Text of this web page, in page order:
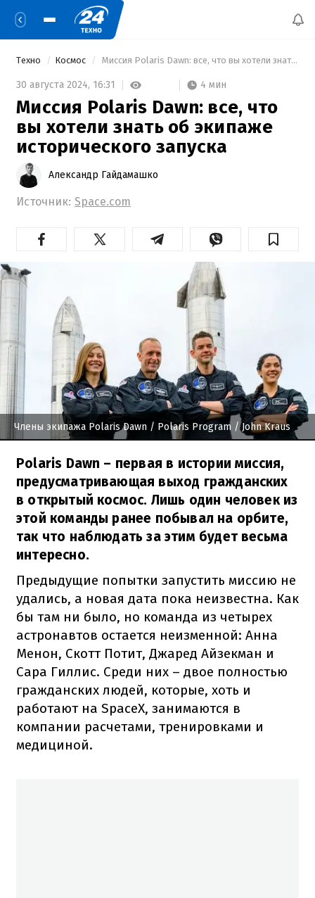
Техно Космос Миссия Polaris Dawn: все, что вы хотели знать об экипаже исторического запуска
30 августа 2024, 16:31 4 мин
Миссия Polaris Dawn: все, что
вы хотели знать об экипаже
исторического запуска
Александр Гайдамашко
Источник: Space.com
Члены экипажа Polaris Dawn / Polaris Program / John Kraus
Polaris Dawn – первая в истории миссия,
предусматривающая выход гражданских
в открытый космос. Лишь один человек из
этой команды ранее побывал на орбите,
так что наблюдать за этим будет весьма
интересно.
Предыдущие попытки запустить миссию не
удались, а новая дата пока неизвестна. Как
бы там ни было, но команда из четырех
астронавтов остается неизменной: Анна
Менон, Скотт Потит, Джаред Айзекман и
Сара Гиллис. Среди них – двое полностью
гражданских людей, которые, хоть и
работают на SpaceX, занимаются в
компании расчетами, тренировками и
медициной.